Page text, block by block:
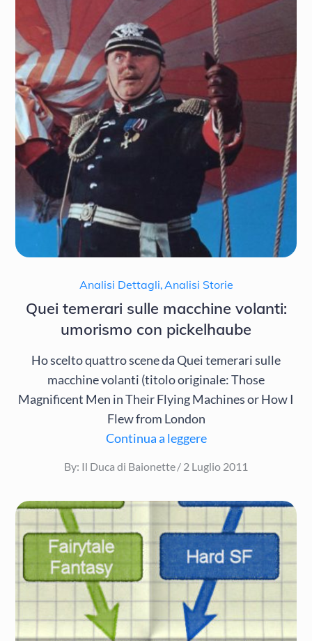
Analisi Dettagli,Analisi Storie
Quei temerari sulle macchine volanti:
umorismo con pickelhaube
Ho scelto quattro scene da Quei temerari sulle
macchine volanti (titolo originale: Those
Magnificent Men in Their Flying Machines or How I
Flew from London
Continua a leggere
By: Il Duca di Baionette
Posted
2 Luglio 2011